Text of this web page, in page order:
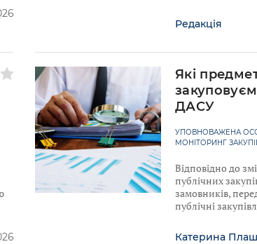
Редакція
Які
ДАСУ
УПОВНОВАЖЕНА
МОНІТОРИНГ
Відповідно до
публічних
замовників,
публічні
Катерина